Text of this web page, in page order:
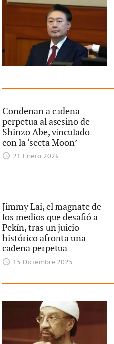
Condenan a cadena
perpetua al asesino de
Shinzo Abe, vinculado
con la ‘secta Moon’
21 Enero 2026
Jimmy Lai, el magnate de
los medios que desafió a
Pekín, tras un juicio
histórico afronta una
cadena perpetua
15 Diciembre 2025